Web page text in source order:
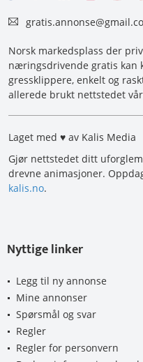
Norsk markedsplass der
næringsdrivende gratis kan
gressklippere, enkelt og
allerede brukt nettstedet
Laget med ♥ av Kalis Media
Gjør nettstedet ditt
drevne animasjoner.
kalis.no.
Nyttige linker
Legg til ny annonse
Mine annonser
Spørsmål og svar
Regler
Regler for personvern